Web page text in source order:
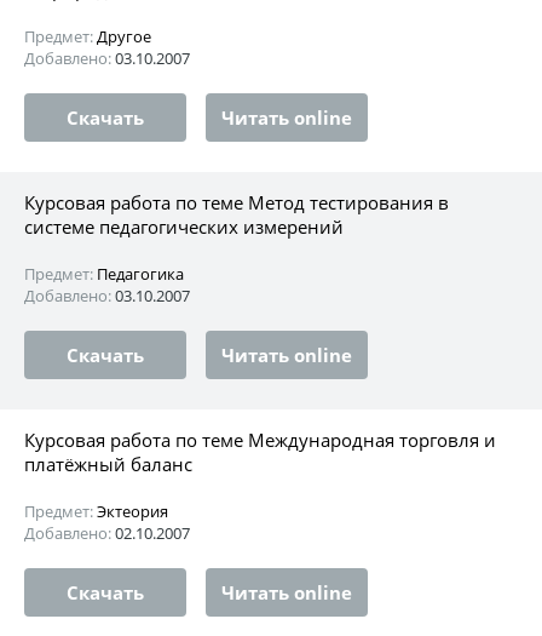
Предмет:Другое
Добавлено:03.10.2007
Скачать Читать online
Курсовая работа по теме Метод тестирования в
системе педагогических измерений
Предмет: Педагогика
Добавлено:03.10.2007
Скачать Читать online
Курсовая работа по теме Международная торговля и
платёжный баланс
Предмет:Эктеория
Добавлено:02.10.2007
Скачать Читать online